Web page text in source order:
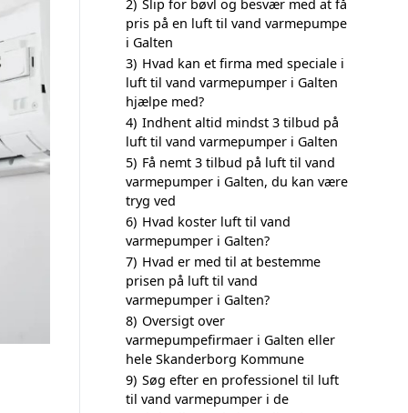
2) Slip for bøvl og besvær med at få
pris på en luft til vand varmepumpe
i Galten
3) Hvad kan et firma med speciale i
luft til vand varmepumper i Galten
hjælpe med?
4) Indhent altid mindst 3 tilbud på
luft til vand varmepumper i Galten
5) Få nemt 3 tilbud på luft til vand
varmepumper i Galten, du kan være
tryg ved
6) Hvad koster luft til vand
varmepumper i Galten?
7) Hvad er med til at bestemme
prisen på luft til vand
varmepumper i Galten?
8) Oversigt over
varmepumpefirmaer i Galten eller
hele Skanderborg Kommune
9) Søg efter en professionel til luft
til vand varmepumper i de